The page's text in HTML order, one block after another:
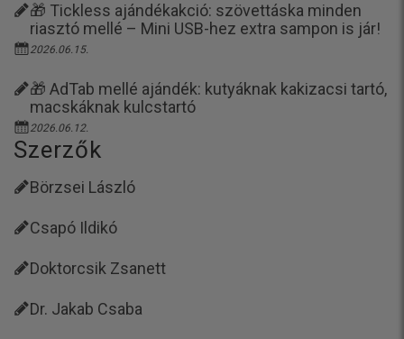
🎁 Tickless ajándékakció: szövettáska minden
riasztó mellé – Mini USB-hez extra sampon is jár!
2026.06.15.
🎁 AdTab mellé ajándék: kutyáknak kakizacsi tartó,
macskáknak kulcstartó
2026.06.12.
Szerzők
Börzsei László
Csapó Ildikó
Doktorcsik Zsanett
Dr. Jakab Csaba